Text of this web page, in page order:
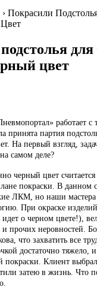
› Покрасили
для
цвет
работает
принята партия
На первый взгляд,
самом деле?
черный цвет считается
покраски. В данном
ЛКМ, но наши мастера
При окраске
о черном цвете!),
и прочих неровностей.
что захватить все
достаточно тяжело,
покраски. Клиент
затею в жизнь. Что